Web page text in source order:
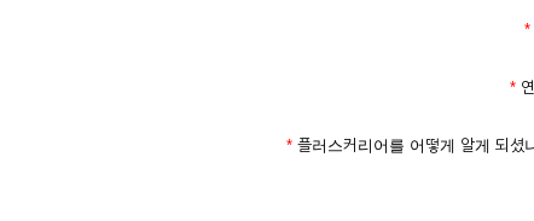
② 회원가입시 입력한 ID는 변경할 수 없으
③ 회사는 아래의 각 호에 해당하는 이용자
2. 개인정보를 허위로 기재하여 신청할 경우
*
*
* 플러스커리어를 어떻게 알게 되셨